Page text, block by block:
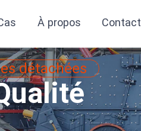
À propos Contact
détachées